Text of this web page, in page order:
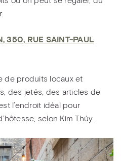
350, RUE SAINT-PAUL
de produits locaux et
des jetés, des articles de
l’endroit idéal pour
selon Kim Thúy.